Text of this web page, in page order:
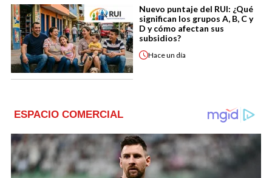
Nuevo puntaje del RUI: ¿Qué
significan los grupos A, B, C y
D y cómo afectan sus
subsidios?
Haceun día